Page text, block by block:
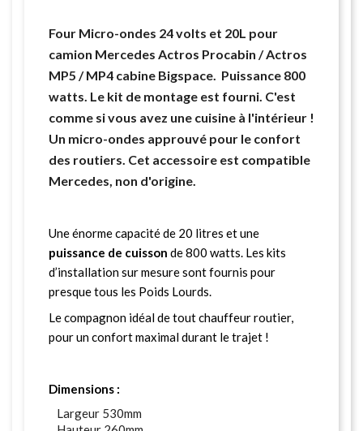
Four Micro-ondes 24 volts et 20L pour
camion Mercedes Actros Procabin / Actros
MP5 / MP4 cabine Bigspace. Puissance 800
watts. Le kit de montage est fourni. C'est
comme si vous avez une cuisine à l'intérieur !
Un micro-ondes approuvé pour le confort
des routiers. Cet accessoire est compatible
Mercedes, non d'origine.
Une énorme capacité de 20 litres et une
puissance de cuisson de 800 watts. Les kits
d’installation sur mesure sont fournis pour
presque tous les Poids Lourds.
Le compagnon idéal de tout chauffeur routier,
pour un confort maximal durant le trajet !
Dimensions :
Largeur 530mm